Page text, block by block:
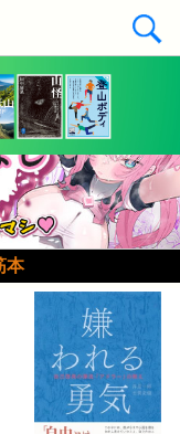
覧
本